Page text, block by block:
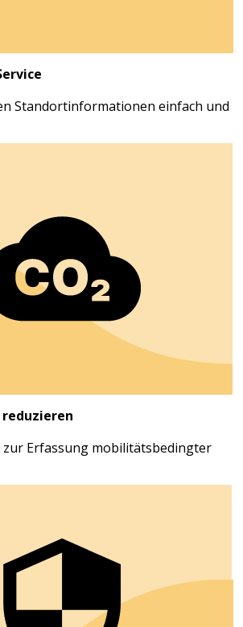
Standortinformationen einfach und
reduzieren
Erfassung mobilitätsbedingter